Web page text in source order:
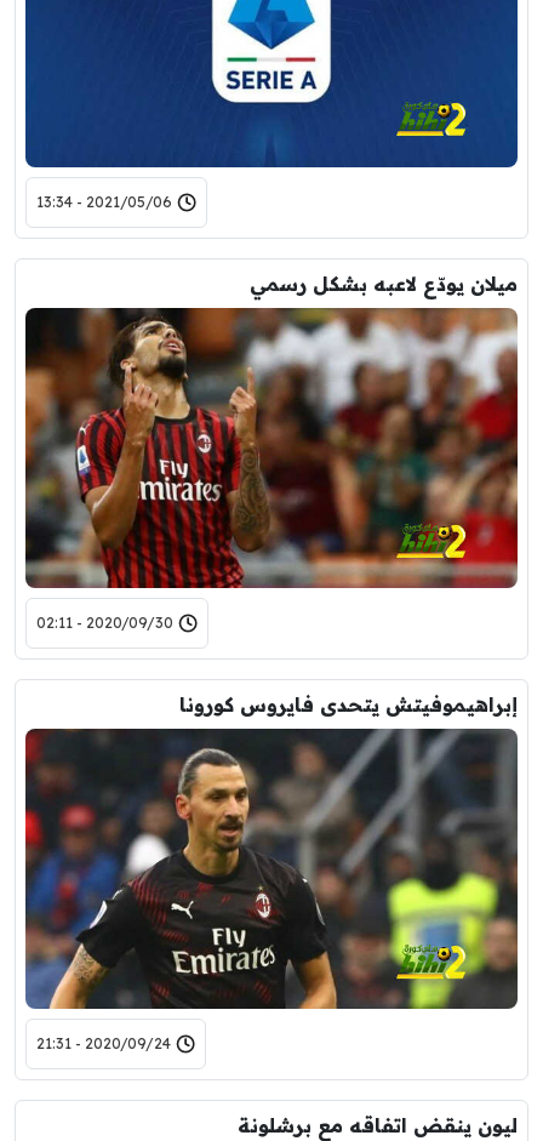
2021/05/06 - 13:34
ميلان يودّع لاعبه بشكل رسمي
2020/09/30 - 02:11
إبراهيموفيتش يتحدى فايروس كورونا
2020/09/24 - 21:31
ليون ينقض اتفاقه مع برشلونة